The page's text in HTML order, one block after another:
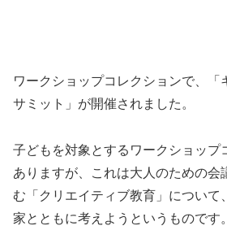
ワークショップコレクションで、「
サミット」が開催されました。
子どもを対象とするワークショップ
ありますが、これは大人のための会
む「クリエイティブ教育」について
家とともに考えようというものです。